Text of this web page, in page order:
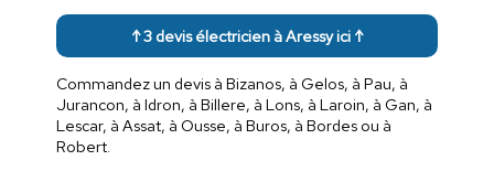
↑ 3 devis électricien à Aressy ici ↑
Commandez un devis à Bizanos, à Gelos, à Pau, à
Jurancon, à Idron, à Billere, à Lons, à Laroin, à Gan, à
Lescar, à Assat, à Ousse, à Buros, à Bordes ou à
Robert.